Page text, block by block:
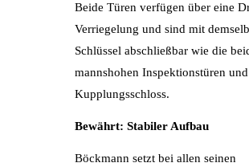
Beide Türen verfügen über eine
Verriegelung und sind mit
Schlüssel abschließbar wie die
mannshohen Inspektionstüren
Kupplungsschloss.
Bewährt: Stabiler Aufbau
Böckmann setzt bei allen seinen